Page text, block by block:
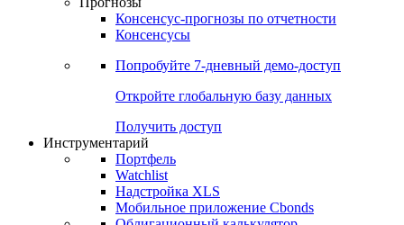
Консенсус-прогнозы по отчетности
Консенсусы
Попробуйте 7-дневный демо-доступ
Откройте глобальную базу данных
Получить доступ
Инструментарий
Портфель
Watchlist
Надстройка XLS
Мобильное приложение Cbonds